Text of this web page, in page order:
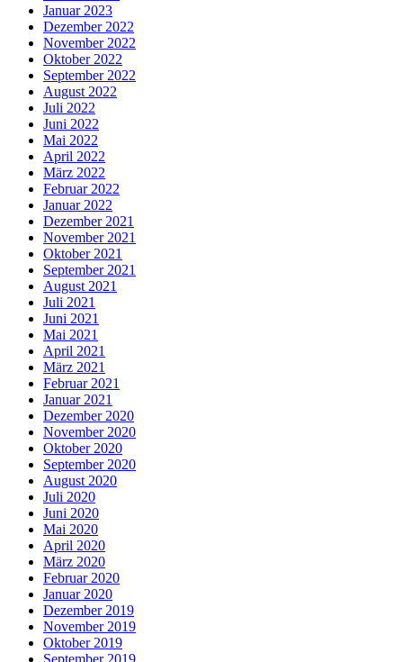
Januar 2023
Dezember 2022
November 2022
Oktober 2022
September 2022
August 2022
Juli 2022
Juni 2022
Mai 2022
April 2022
März 2022
Februar 2022
Januar 2022
Dezember 2021
November 2021
Oktober 2021
September 2021
August 2021
Juli 2021
Juni 2021
Mai 2021
April 2021
März 2021
Februar 2021
Januar 2021
Dezember 2020
November 2020
Oktober 2020
September 2020
August 2020
Juli 2020
Juni 2020
Mai 2020
April 2020
März 2020
Februar 2020
Januar 2020
Dezember 2019
November 2019
Oktober 2019
September 2019